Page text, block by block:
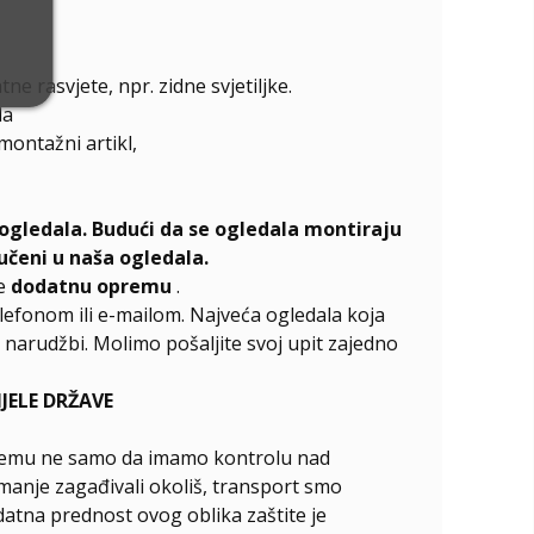
rasvjete, npr. zidne svjetiljke.
artikl,
Budući da se ogledala montiraju
u naša ogledala.
dodatnu opremu .
ili e-mailom. Najveća ogledala koja
Molimo pošaljite svoj upit zajedno
DRŽAVE
ne samo da imamo kontrolu nad
zagađivali okoliš, transport smo
prednost ovog oblika zaštite je